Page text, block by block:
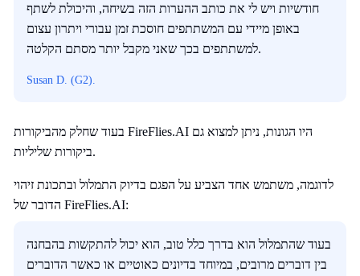
חודשיות ויש לי את כותב ההערות הזה בשיחה, והיכולת לשתף
באופן מיידי עם המשתתפים חוסכת זמן עבורי ויתרון עצום
למשתתפים בכך שאני מקבל יותר מסתם הקלטה.
Susan D. (G2).
בעוד שחלק מהביקורות FireFlies.AI היו הגונות, ניתן למצוא גם
ביקורות שליליות.
לדוגמה, משתמש אחד הצביע על הפגם בדיוק התמלול ובתכונת זיהוי
הדובר של FireFlies.AI:
בעוד שהתמלול הוא בדרך כלל טוב, הוא יכול להתקשות בהבחנה
בין דוברים מרובים, במיוחד בדיונים כאוטיים או כאשר הדוברים